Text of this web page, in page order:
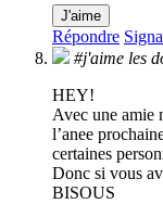
J'aime
Répondre
#j'aime les
HEY!
Avec une amie
l’anee
certaines
Donc si vous
BISOUS